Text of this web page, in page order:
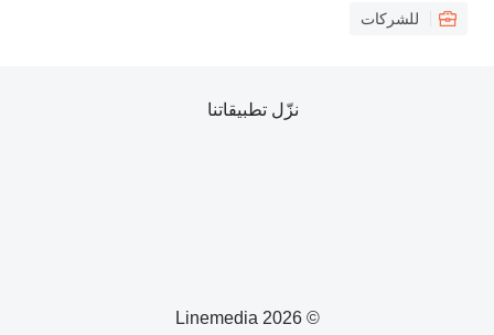
للشركات
© 2026 Linemedia
نزّل تطبيقاتنا